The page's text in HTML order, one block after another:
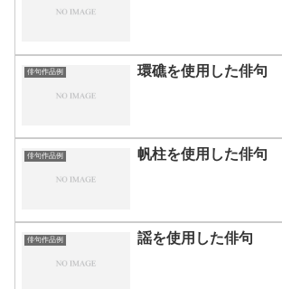
俳句作品例 環礁を使用した俳句
俳句作品例 帆柱を使用した俳句
俳句作品例 謡を使用した俳句